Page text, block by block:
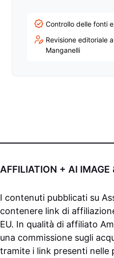
Controllo delle fonti
Revisione editoriale
Manganelli
AFFILIATION + AI IMAGE
I contenuti pubblicati su
contenere link di
EU. In qualità di affiliato
una commissione sugli
tramite i link presenti nelle